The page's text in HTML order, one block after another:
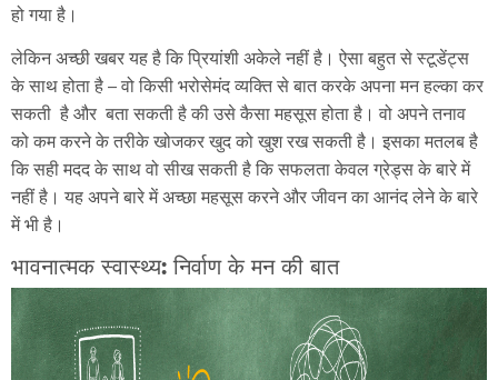
हो गया है।
लेकिन अच्छी खबर यह है कि प्रियांशी अकेले नहीं है। ऐसा बहुत से स्टूडेंट्स
के साथ होता है – वो किसी भरोसेमंद व्यक्ति से बात करके अपना मन हल्का कर
सकती है और बता सकती है की उसे कैसा महसूस होता है। वो अपने तनाव
को कम करने के तरीके खोजकर खुद को खुश रख सकती है। इसका मतलब है
कि सही मदद के साथ वो सीख सकती है कि सफलता केवल ग्रेड्स के बारे में
नहीं है। यह अपने बारे में अच्छा महसूस करने और जीवन का आनंद लेने के बारे
में भी है।
भावनात्मक स्वास्थ्य: निर्वाण के मन की बात